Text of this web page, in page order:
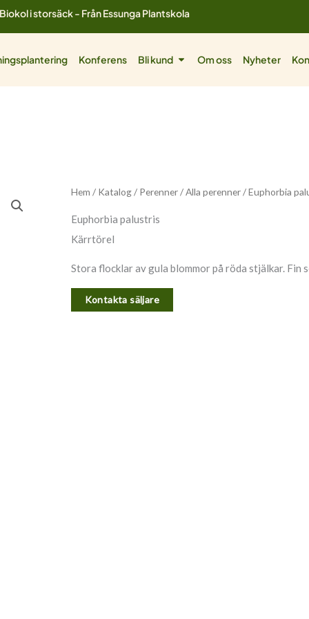
i storsäck - Från Essunga Plantskola
Konferens Bli kund Öppna Bli kund
Om oss Nyheter
Hem / Katalog/ Perenner/Alla perenner/ Euphorbia
Euphorbia palustris
Kärrtörel
Stora flocklar av gula blommor på röda stjälkar. Fin
Kontakta säljare